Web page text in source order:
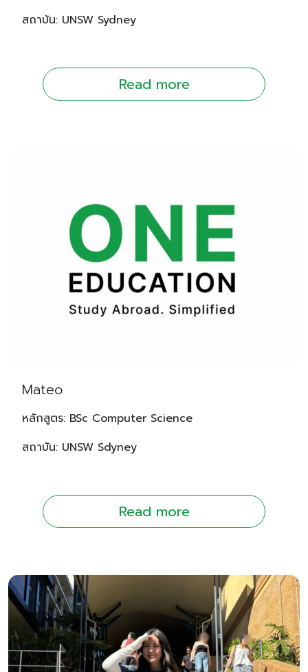
สถาบัน: UNSW Sydney
Read more
Mateo
หลักสูตร: BSc Computer Science
สถาบัน: UNSW Sdyney
Read more